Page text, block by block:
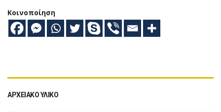
Κοινοποίηση
ΑΡΧΕΙΑΚΌ ΥΛΙΚΌ